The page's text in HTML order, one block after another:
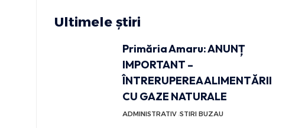
Ultimele știri
Primăria Amaru: ANUNȚ
IMPORTANT –
ÎNTRERUPEREA ALIMENTĂRII
CU GAZE NATURALE
ADMINISTRATIV STIRI BUZAU